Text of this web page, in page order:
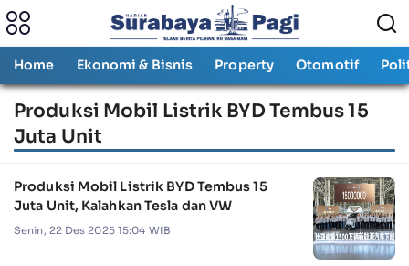
Home Ekonomi & Bisnis Property Otomotif
Produksi Mobil Listrik BYD Tembus 15
Juta Unit
Produksi Mobil Listrik BYD Tembus 15
Juta Unit, Kalahkan Tesla dan VW
Senin, 22 Des 2025 15:04 WIB